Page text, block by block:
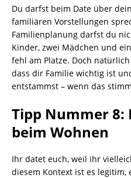
Du darfst beim Date über
familiären Vorstellungen
Familienplanung darfst du
Kinder, zwei Mädchen und
fehl am Platze. Doch
dass dir Familie wichtig ist
entstammst – wenn das
Tipp Nummer 8:
beim Wohnen
Ihr datet euch, weil ihr
diesem Kontext ist es